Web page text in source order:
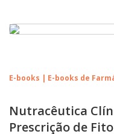
E-books | E-books de
Nutracêutica
Prescrição de